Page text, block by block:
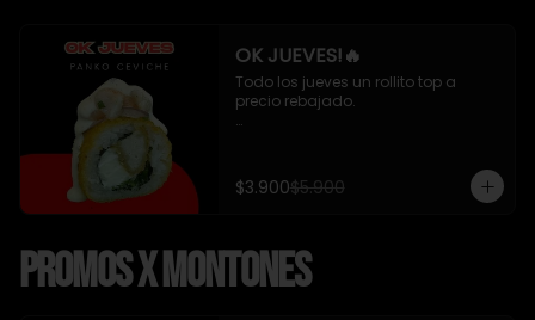
OK JUEVES!🔥
Todo los jueves un rollito top a
precio rebajado.
cubierto de ceviche mixto y salsa
acevichada 8 piezas , incluye 1
*Incluye 1 salsa de soya*
$3.900$5.900
Promos x Montones